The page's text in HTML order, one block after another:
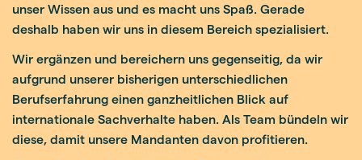
unser Wissen aus und es macht uns Spaß. Gerade
deshalb haben wir uns in diesem Bereich spezialisiert.
Wir ergänzen und bereichern uns gegenseitig, da wir
aufgrund unserer bisherigen unterschiedlichen
Berufserfahrung einen ganzheitlichen Blick auf
internationale Sachverhalte haben. Als Team bündeln wir
diese, damit unsere Mandanten davon profitieren.